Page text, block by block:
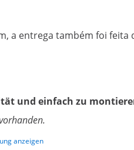
a entrega também foi feita
und einfach zu
anzeigen